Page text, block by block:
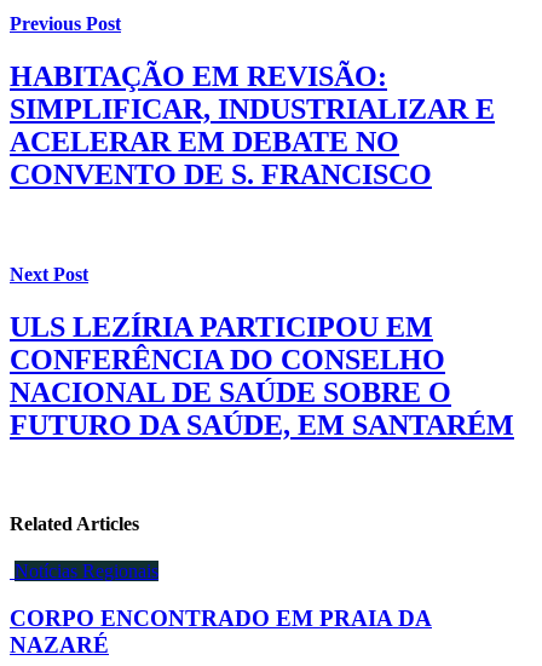
Previous Post
HABITAÇÃO EM REVISÃO:
SIMPLIFICAR, INDUSTRIALIZAR E
ACELERAR EM DEBATE NO
CONVENTO DE S. FRANCISCO
Next Post
ULS LEZÍRIA PARTICIPOU EM
CONFERÊNCIA DO CONSELHO
NACIONAL DE SAÚDE SOBRE O
FUTURO DA SAÚDE, EM SANTARÉM
Related Articles
Notícias Regionais
CORPO ENCONTRADO EM PRAIA DA
NAZARÉ